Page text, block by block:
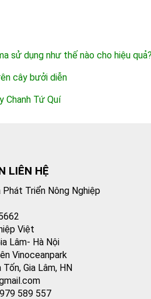
sử dụng như thế nào cho hiệu quả?
cây bưởi diễn
Chanh Tứ Quí
LIÊN HỆ
Triển Nông Nghiệp
Việt
Lâm- Hà Nội
Vinoceanpark
Gia Lâm, HN
589 557